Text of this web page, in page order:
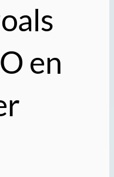
en